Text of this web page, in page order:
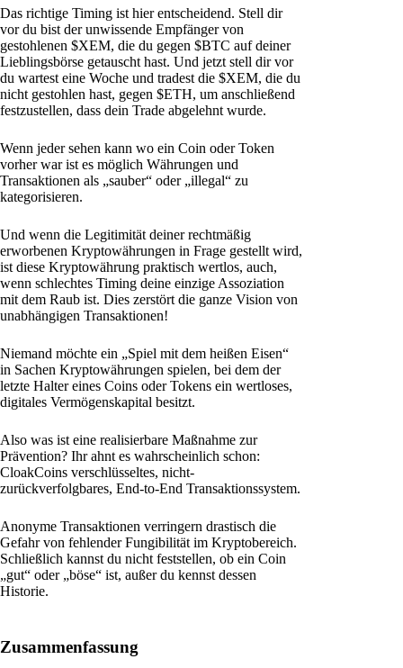
Das richtige Timing ist hier entscheidend. Stell dir
vor du bist der unwissende Empfänger von
gestohlenen $XEM, die du gegen $BTC auf deiner
Lieblingsbörse getauscht hast. Und jetzt stell dir vor
du wartest eine Woche und tradest die $XEM, die du
nicht gestohlen hast, gegen $ETH, um anschließend
festzustellen, dass dein Trade abgelehnt wurde.
Wenn jeder sehen kann wo ein Coin oder Token
vorher war ist es möglich Währungen und
Transaktionen als „sauber“ oder „illegal“ zu
kategorisieren.
Und wenn die Legitimität deiner rechtmäßig
erworbenen Kryptowährungen in Frage gestellt wird,
ist diese Kryptowährung praktisch wertlos, auch,
wenn schlechtes Timing deine einzige Assoziation
mit dem Raub ist. Dies zerstört die ganze Vision von
unabhängigen Transaktionen!
Niemand möchte ein „Spiel mit dem heißen Eisen“
in Sachen Kryptowährungen spielen, bei dem der
letzte Halter eines Coins oder Tokens ein wertloses,
digitales Vermögenskapital besitzt.
Also was ist eine realisierbare Maßnahme zur
Prävention? Ihr ahnt es wahrscheinlich schon:
CloakCoins verschlüsseltes, nicht-
zurückverfolgbares, End-to-End Transaktionssystem.
Anonyme Transaktionen verringern drastisch die
Gefahr von fehlender Fungibilität im Kryptobereich.
Schließlich kannst du nicht feststellen, ob ein Coin
„gut“ oder „böse“ ist, außer du kennst dessen
Historie.
Zusammenfassung